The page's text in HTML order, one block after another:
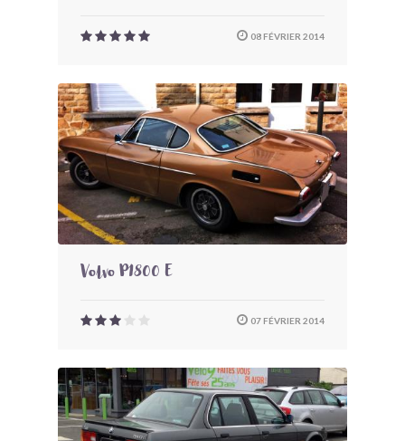
08 FÉVRIER 2014
Volvo P1800 E
07 FÉVRIER 2014